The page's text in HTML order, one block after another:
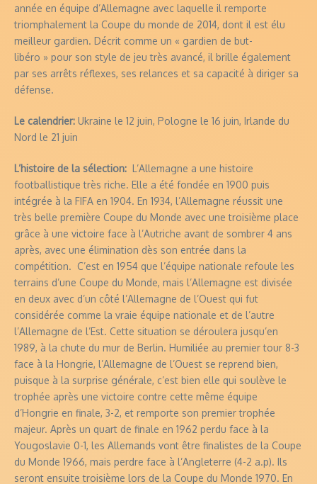
année en équipe d’Allemagne avec laquelle il remporte
triomphalement la Coupe du monde de 2014, dont il est élu
meilleur gardien. Décrit comme un « gardien de but-
libéro » pour son style de jeu très avancé, il brille également
par ses arrêts réflexes, ses relances et sa capacité à diriger sa
défense.
Le calendrier: Ukraine le 12 juin, Pologne le 16 juin, Irlande du
Nord le 21 juin
L’histoire de la sélection: L’Allemagne a une histoire
footballistique très riche. Elle a été fondée en 1900 puis
intégrée à la FIFA en 1904. En 1934, l’Allemagne réussit une
très belle première Coupe du Monde avec une troisième place
grâce à une victoire face à l’Autriche avant de sombrer 4 ans
après, avec une élimination dès son entrée dans la
compétition. C’est en 1954 que l’équipe nationale refoule les
terrains d’une Coupe du Monde, mais l’Allemagne est divisée
en deux avec d’un côté l’Allemagne de l’Ouest qui fut
considérée comme la vraie équipe nationale et de l’autre
l’Allemagne de l’Est. Cette situation se déroulera jusqu’en
1989, à la chute du mur de Berlin. Humiliée au premier tour 8-3
face à la Hongrie, l’Allemagne de l’Ouest se reprend bien,
puisque à la surprise générale, c’est bien elle qui soulève le
trophée après une victoire contre cette même équipe
d’Hongrie en finale, 3-2, et remporte son premier trophée
majeur. Après un quart de finale en 1962 perdu face à la
Yougoslavie 0-1, les Allemands vont être finalistes de la Coupe
du Monde 1966, mais perdre face à l’Angleterre (4-2 a.p). Ils
seront ensuite troisième lors de la Coupe du Monde 1970. En